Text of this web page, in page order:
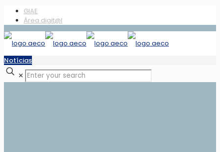
GIAE
Área digit@l
Notícias
✕